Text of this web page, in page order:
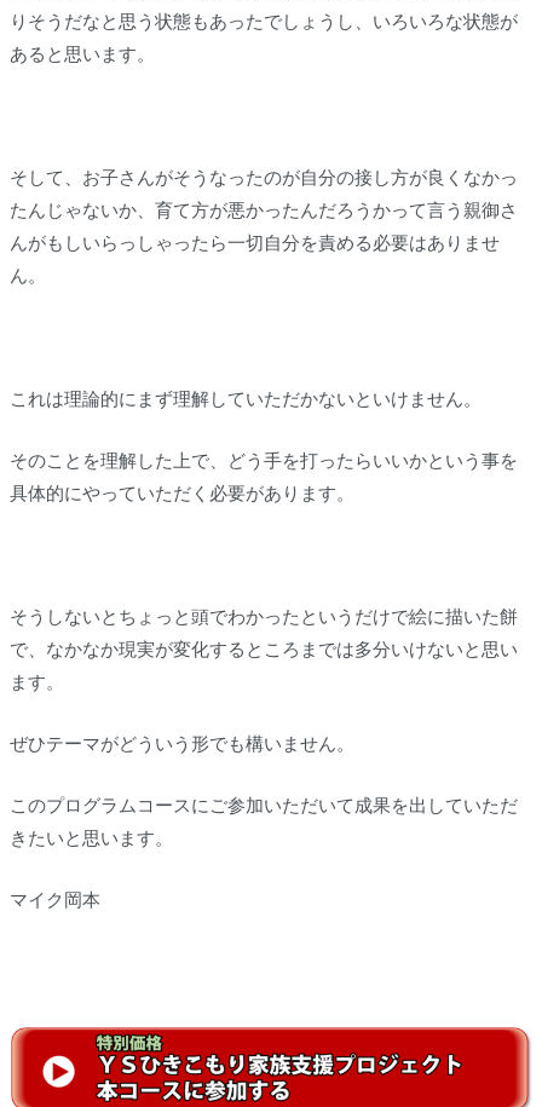
りそうだなと思う状態もあったでしょうし、いろいろな状態が
あると思います。
そして、お子さんがそうなったのが自分の接し方が良くなかっ
たんじゃないか、育て方が悪かったんだろうかって言う親御さ
んがもしいらっしゃったら一切自分を責める必要はありませ
ん。
これは理論的にまず理解していただかないといけません。
そのことを理解した上で、どう手を打ったらいいかという事を
具体的にやっていただく必要があります。
そうしないとちょっと頭でわかったというだけで絵に描いた餅
で、なかなか現実が変化するところまでは多分いけないと思い
ます。
ぜひテーマがどういう形でも構いません。
このプログラムコースにご参加いただいて成果を出していただ
きたいと思います。
マイク岡本